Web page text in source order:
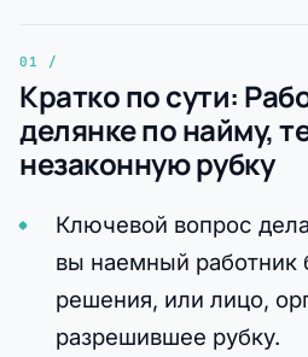
Кратко по сути:
делянке по найму,
незаконную рубку
Ключевой вопрос
вы наемный работник
решения, или лицо,
разрешившее рубку.